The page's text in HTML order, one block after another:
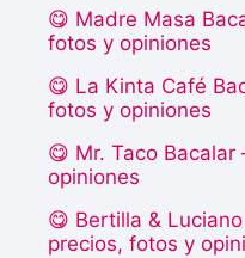
😋 Madre Masa
fotos y opiniones
😋 La Kinta Café
fotos y opiniones
😋 Mr. Taco
opiniones
😋 Bertilla &
precios, fotos y